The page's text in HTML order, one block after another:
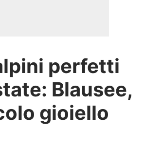
perfetti
Blausee,
gioiello